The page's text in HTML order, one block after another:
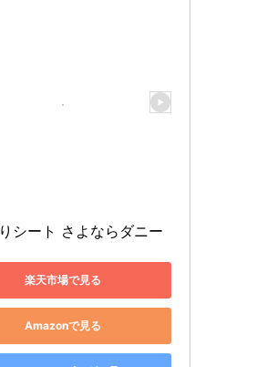
シート さよならダニー
楽天市場で見る
Amazonで見る